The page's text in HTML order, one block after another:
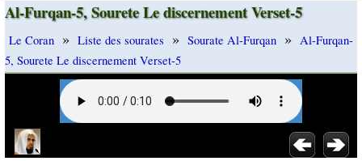
Al-Furqan-5, Sourete Le discernement Verset-5
Le Coran » Liste des sourates » Sourate Al-Furqan » Al-Furqan-
5, Sourete Le discernement Verset-5